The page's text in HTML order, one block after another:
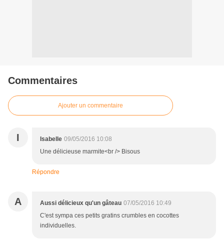
Commentaires
Ajouter un commentaire
I Isabelle 09/05/2016 10:08
Une délicieuse marmite<br /> Bisous
Répondre
A Aussi délicieux qu'un gâteau 07/05/2016 10:49
C'est sympa ces petits gratins crumbles en cocottes
individuelles.